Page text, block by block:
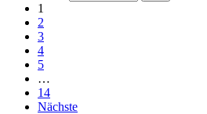
1
2
3
4
5
…
14
Nächste